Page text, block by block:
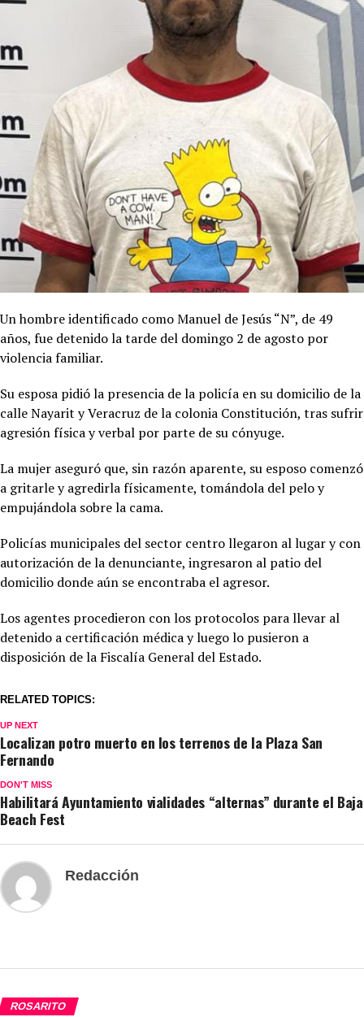
Un hombre identificado como Manuel de Jesús “N”, de 49
años, fue detenido la tarde del domingo 2 de agosto por
violencia familiar.
Su esposa pidió la presencia de la policía en su domicilio de la
calle Nayarit y Veracruz de la colonia Constitución, tras sufrir
agresión física y verbal por parte de su cónyuge.
La mujer aseguró que, sin razón aparente, su esposo comenzó
a gritarle y agredirla físicamente, tomándola del pelo y
empujándola sobre la cama.
Policías municipales del sector centro llegaron al lugar y con
autorización de la denunciante, ingresaron al patio del
domicilio donde aún se encontraba el agresor.
Los agentes procedieron con los protocolos para llevar al
detenido a certificación médica y luego lo pusieron a
disposición de la Fiscalía General del Estado.
RELATED TOPICS:
UP NEXT
Localizan potro muerto en los terrenos de la Plaza San
Fernando
DON'T MISS
Habilitará Ayuntamiento vialidades “alternas” durante el Baja
Beach Fest
Redacción
ROSARITO